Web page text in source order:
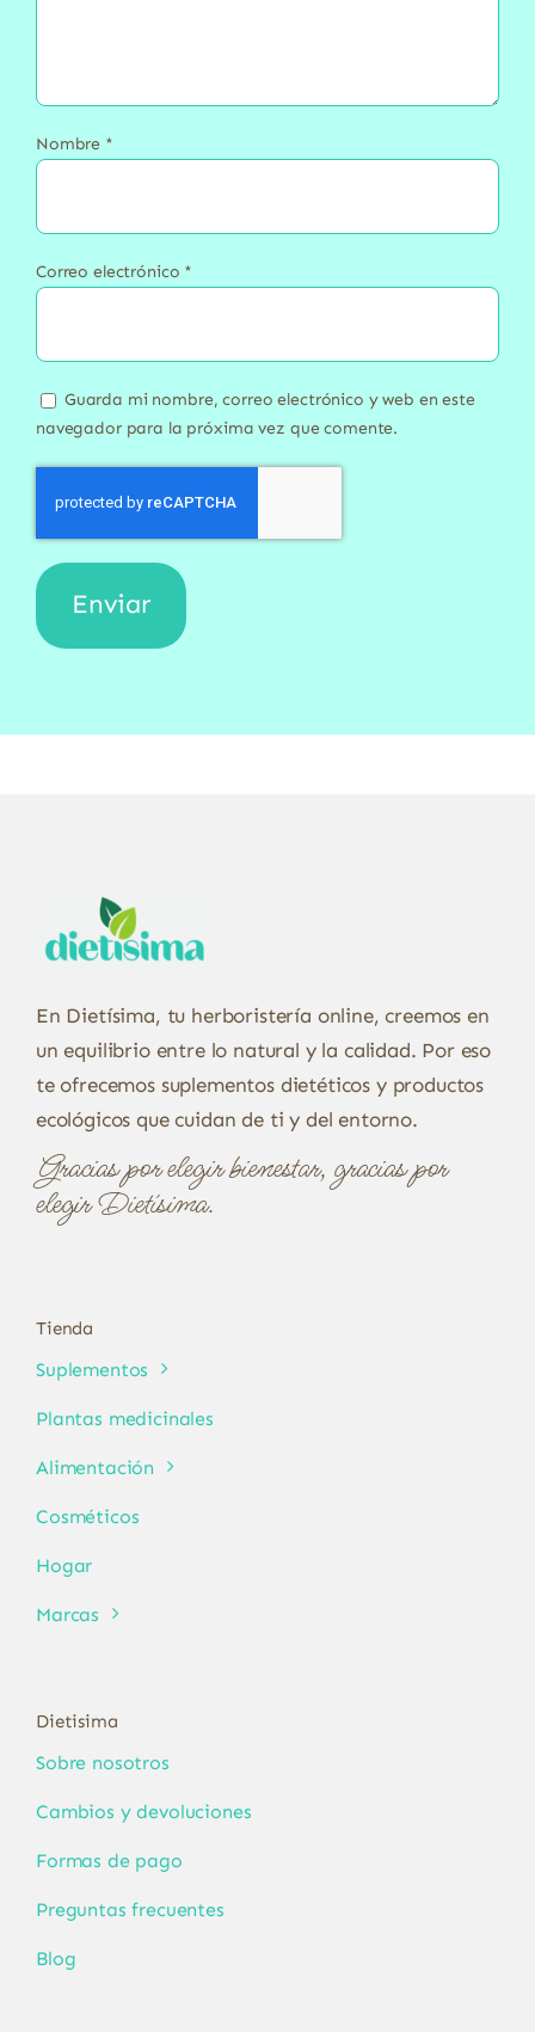
Nombre *
Correo electrónico *
Guarda mi nombre, correo electrónico y web en este
navegador para la próxima vez que comente.
En Dietísima, tu herboristería online, creemos en
un equilibrio entre lo natural y la calidad. Por eso
te ofrecemos suplementos dietéticos y productos
ecológicos que cuidan de ti y del entorno.
Gracias por elegir bienestar, gracias por
elegir Dietísima.
Tienda
Suplementos
Plantas medicinales
Alimentación
Cosméticos
Hogar
Marcas
Dietisima
Sobre nosotros
Cambios y devoluciones
Formas de pago
Preguntas frecuentes
Blog